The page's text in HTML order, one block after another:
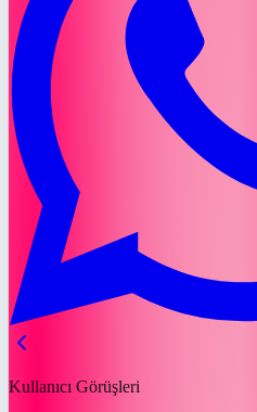
Kullanıcı Görüşleri